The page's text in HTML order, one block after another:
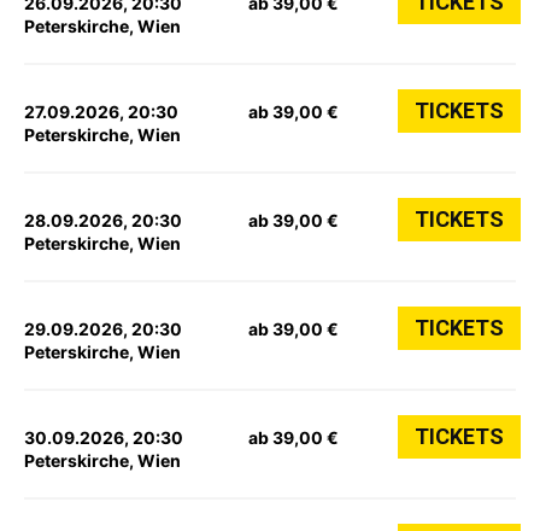
Peterskirche, Wien
27.09.2026, 20:30
Peterskirche, Wien
ab 39,00 € TICKETS
28.09.2026, 20:30
Peterskirche, Wien
ab 39,00 € TICKETS
29.09.2026, 20:30
Peterskirche, Wien
ab 39,00 € TICKETS
30.09.2026, 20:30
Peterskirche, Wien
ab 39,00 € TICKETS